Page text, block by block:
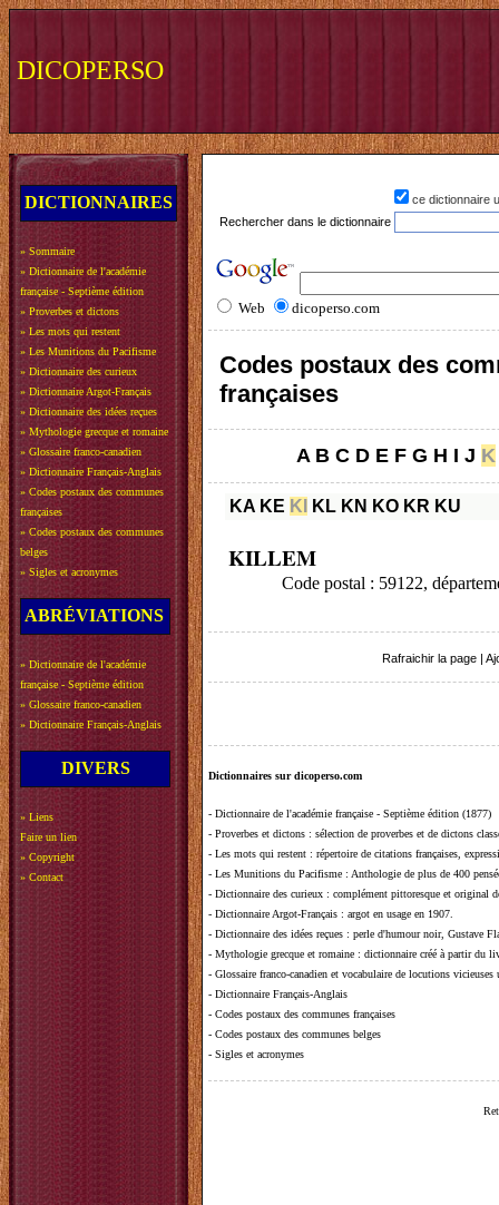
DICOPERSO
DICTIONNAIRES
» Sommaire
» Dictionnaire de l'académie
française - Septième édition
» Proverbes et dictons
» Les mots qui restent
» Les Munitions du Pacifisme
» Dictionnaire des curieux
» Dictionnaire Argot-Français
» Dictionnaire des idées reçues
» Mythologie grecque et romaine
» Glossaire franco-canadien
» Dictionnaire Français-Anglais
» Codes postaux des communes
françaises
» Codes postaux des communes
belges
» Sigles et acronymes
ABRÉVIATIONS
» Dictionnaire de l'académie
française - Septième édition
» Glossaire franco-canadien
» Dictionnaire Français-Anglais
DIVERS
» Liens
Faire un lien
» Copyright
» Contact
ce dictionnaire
Rechercher dans le dictionnaire
Web dicoperso.com
Codes postaux des
françaises
A B C D E F G H I J K
KA KE KI KL KN KO KR KU
KILLEM
Code postal : 59122,
Rafraichir la page
Dictionnaires sur dicoperso.com
- Dictionnaire de l'académie française - Septième édition (1877)
- Proverbes et dictons : sélection de proverbes et de dictons
- Les mots qui restent : répertoire de citations françaises,
- Les Munitions du Pacifisme : Anthologie de plus de 400
- Dictionnaire des curieux : complément pittoresque et original
- Dictionnaire Argot-Français : argot en usage en 1907.
- Dictionnaire des idées reçues : perle d'humour noir, Gustave
- Mythologie grecque et romaine : dictionnaire créé à partir du
- Glossaire franco-canadien et vocabulaire de locutions vicieuses
- Dictionnaire Français-Anglais
- Codes postaux des communes françaises
- Codes postaux des communes belges
- Sigles et acronymes